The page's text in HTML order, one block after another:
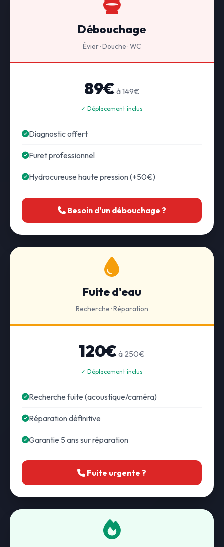
Débouchage
Évier · Douche · WC
89€ à 149€
✓ Déplacement inclus
Diagnostic offert
Furet professionnel
Hydrocureuse haute pression (+50€)
Besoin d'un débouchage ?
Fuite d'eau
Recherche · Réparation
120€ à 250€
✓ Déplacement inclus
Recherche fuite (acoustique/caméra)
Réparation définitive
Garantie 5 ans sur réparation
Fuite urgente ?